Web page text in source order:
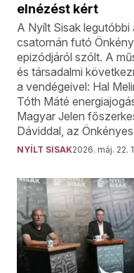
elnézést kért
A Nyílt Sisak
csatornán futó
epizódjáról szólt. A
és társadalmi
a vendégeivel: Hal
Tóth Máté
Magyar Jelen
Dáviddal, az
NYÍLT SISAK2026. máj. 22.